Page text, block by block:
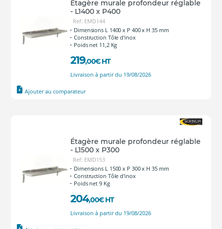
Étagère murale profondeur réglable
- L1400 x P400
Ref: EMD144
Dimensions L 1400 x P 400 x H 35 mm
Construction Tôle d'inox
Poids net 11,2 Kg
219,00€ HT
Livraison à partir du 19/08/2026
Ajouter au comparateur
Étagère murale profondeur réglable
- L1500 x P300
Ref: EMD153
Dimensions L 1500 x P 300 x H 35 mm
Construction Tôle d'inox
Poids net 9 Kg
204,00€ HT
Livraison à partir du 19/08/2026